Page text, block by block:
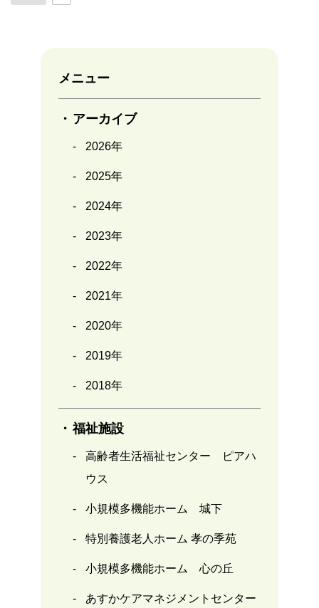
メニュー
アーカイブ
2026年
2025年
2024年
2023年
2022年
2021年
2020年
2019年
2018年
福祉施設
高齢者生活福祉センター ピアハ
ウス
小規模多機能ホーム 城下
特別養護老人ホーム 孝の季苑
小規模多機能ホーム 心の丘
あすかケアマネジメントセンター